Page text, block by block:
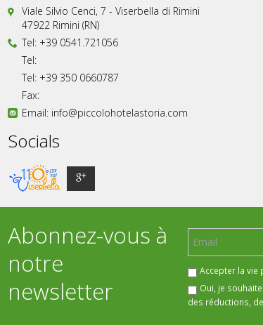
Viale Silvio Cenci, 7 - Viserbella di Rimini
47922 Rimini (RN)
Tel: +39 0541.721056
Tel:
Tel: +39 350 0660787
Fax:
Email: info@piccolohotelastoria.com
Socials
Abonnez-vous à
notre
newsletter
Accepter la vie
Oui, je souhaite
des réductions,